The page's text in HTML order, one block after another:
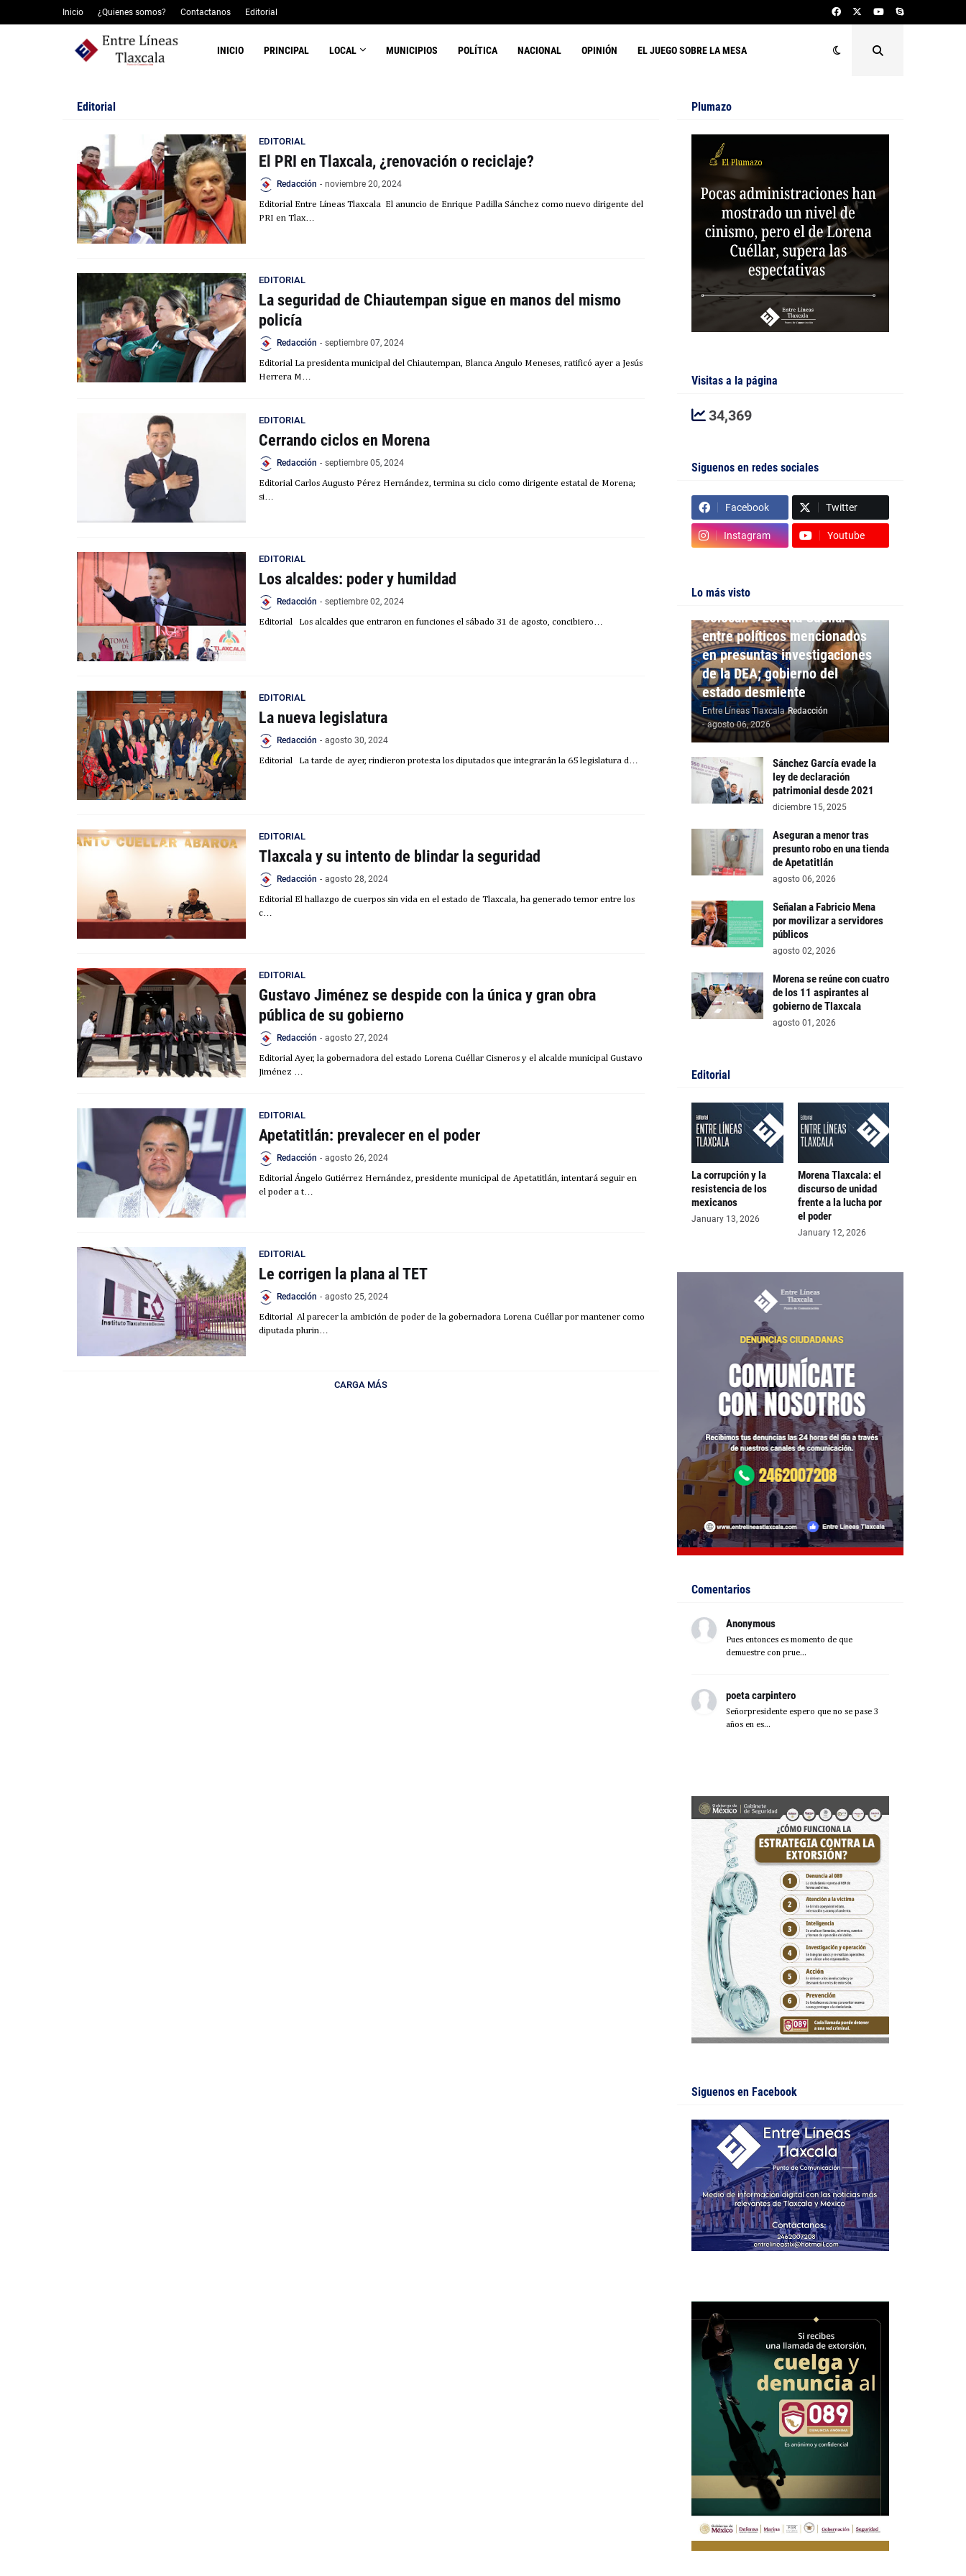
Inicio ¿Quienes somos? Contactanos Editorial
INICIO PRINCIPAL LOCAL MUNICIPIOS POLÍTICA NACIONAL OPINIÓN EL JUEGO SOBRE LA MESA
Editorial
EDITORIAL
El PRI en Tlaxcala, ¿renovación o reciclaje?
Redacción - noviembre 20, 2024
Editorial Entre Líneas Tlaxcala El anuncio de Enrique Padilla Sánchez como nuevo dirigente del
PRI en Tlax…
EDITORIAL
La seguridad de Chiautempan sigue en manos del mismo
policía
Redacción - septiembre 07, 2024
Editorial La presidenta municipal del Chiautempan, Blanca Angulo Meneses, ratificó ayer a Jesús
Herrera M…
EDITORIAL
Cerrando ciclos en Morena
Redacción - septiembre 05, 2024
Editorial Carlos Augusto Pérez Hernández, termina su ciclo como dirigente estatal de Morena;
si…
EDITORIAL
Los alcaldes: poder y humildad
Redacción - septiembre 02, 2024
Editorial Los alcaldes que entraron en funciones el sábado 31 de agosto, concibiero…
EDITORIAL
La nueva legislatura
Redacción - agosto 30, 2024
Editorial La tarde de ayer, rindieron protesta los diputados que integrarán la 65 legislatura d…
EDITORIAL
Tlaxcala y su intento de blindar la seguridad
Redacción - agosto 28, 2024
Editorial El hallazgo de cuerpos sin vida en el estado de Tlaxcala, ha generado temor entre los
c…
EDITORIAL
Gustavo Jiménez se despide con la única y gran obra
pública de su gobierno
Redacción - agosto 27, 2024
Editorial Ayer, la gobernadora del estado Lorena Cuéllar Cisneros y el alcalde municipal Gustavo
Jiménez …
EDITORIAL
Apetatitlán: prevalecer en el poder
Redacción - agosto 26, 2024
Editorial Ángelo Gutiérrez Hernández, presidente municipal de Apetatitlán, intentará seguir en
el poder a t…
EDITORIAL
Le corrigen la plana al TET
Redacción - agosto 25, 2024
Editorial Al parecer la ambición de poder de la gobernadora Lorena Cuéllar por mantener como
diputada plurin…
CARGA MÁS
Plumazo
Visitas a la página
34,369
Siguenos en redes sociales
Facebook Twitter
Instagram Youtube
Lo más visto
PRINCIPAL
Colocan a Lorena Cuéllar
entre políticos mencionados
en presuntas investigaciones
de la DEA; gobierno del
estado desmiente
Entre Líneas Tlaxcala Redacción
- agosto 06, 2026
Sánchez García evade la
ley de declaración
patrimonial desde 2021
diciembre 15, 2025
Aseguran a menor tras
presunto robo en una tienda
de Apetatitlán
agosto 06, 2026
Señalan a Fabricio Mena
por movilizar a servidores
públicos
agosto 02, 2026
Morena se reúne con cuatro
de los 11 aspirantes al
gobierno de Tlaxcala
agosto 01, 2026
Editorial
La corrupción y la
resistencia de los
mexicanos
January 13, 2026
Morena Tlaxcala: el
discurso de unidad
frente a la lucha por
el poder
January 12, 2026
Comentarios
Anonymous
Pues entonces es momento de que
demuestre con prue...
poeta carpintero
Señorpresidente espero que no se pase 3
años en es...
Siguenos en Facebook